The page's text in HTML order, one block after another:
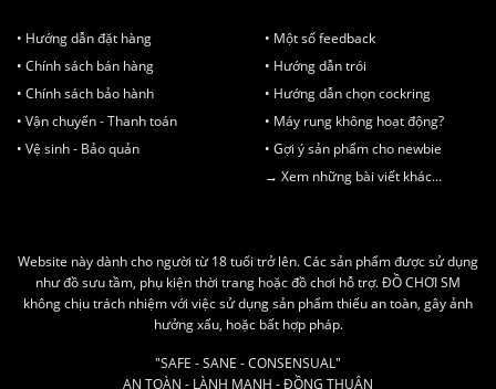
• Hướng dẫn đặt hàng
• Chính sách bán hàng
• Chính sách bảo hành
• Vận chuyển - Thanh toán
• Vệ sinh - Bảo quản
• Một số feedback
• Hướng dẫn trói
• Hướng dẫn chọn cockring
• Máy rung không hoạt động?
• Gợi ý sản phẩm cho newbie
→ Xem những bài viết khác...
Website này dành cho người từ 18 tuổi trở lên. Các sản phẩm được sử dụng
như đồ sưu tầm, phụ kiện thời trang hoặc đồ chơi hỗ trợ. ĐỒ CHƠI SM
không chịu trách nhiệm với việc sử dụng sản phẩm thiếu an toàn, gây ảnh
hưởng xấu, hoặc bất hợp pháp.
"SAFE - SANE - CONSENSUAL"
AN TOÀN - LÀNH MẠNH - ĐỒNG THUẬN